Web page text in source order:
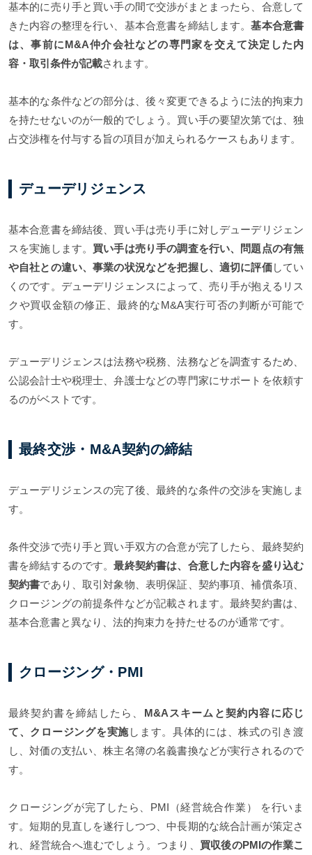
基本的に売り手と買い手の間で交渉がまとまったら、合意して
きた内容の整理を行い、基本合意書を締結します。基本合意書
は、事前にM&A仲介会社などの専門家を交えて決定した内
容・取引条件が記載されます。
基本的な条件などの部分は、後々変更できるように法的拘束力
を持たせないのが一般的でしょう。買い手の要望次第では、独
占交渉権を付与する旨の項目が加えられるケースもあります。
デューデリジェンス
基本合意書を締結後、買い手は売り手に対しデューデリジェン
スを実施します。 買い手は売り手の調査を行い、問題点の有無
や自社との違い、事業の状況などを把握し、適切に評価してい
くのです。デューデリジェンスによって、売り手が抱えるリス
クや買収金額の修正、最終的なM&A実行可否の判断が可能で
す。
デューデリジェンスは法務や税務、法務などを調査するため、
公認会計士や税理士、弁護士などの専門家にサポートを依頼す
るのがベストです。
最終交渉・M&A契約の締結
デューデリジェンスの完了後、最終的な条件の交渉を実施しま
す。
条件交渉で売り手と買い手双方の合意が完了したら、最終契約
書を締結するのです。最終契約書は、合意した内容を盛り込む
契約書であり、取引対象物、表明保証、契約事項、補償条項、
クロージングの前提条件などが記載されます。最終契約書は、
基本合意書と異なり、法的拘束力を持たせるのが通常です。
クロージング・PMI
最終契約書を締結したら、 M&Aスキームと契約内容に応じ
て、クロージングを実施します。具体的には、株式の引き渡
し、対価の支払い、株主名簿の名義書換などが実行されるので
す。
クロージングが完了したら、PMI（経営統合作業） を行いま
す。短期的見直しを遂行しつつ、中長期的な統合計画が策定さ
れ、経営統合へ進むでしょう。つまり、 買収後のPMIの作業こ